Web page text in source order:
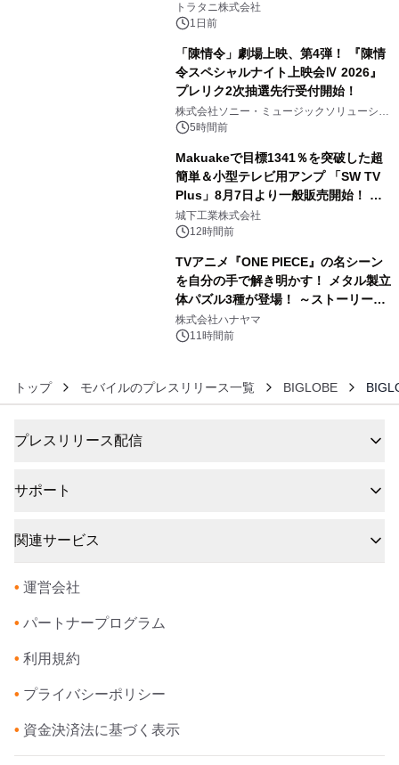
トラタニ株式会社
1日前
「陳情令」劇場上映、第4弾！ 『陳情
令スペシャルナイト上映会Ⅳ 2026』
プレリク2次抽選先行受付開始！
株式会社ソニー・ミュージックソリューショ
ンズ5時間前
Makuakeで目標1341％を突破した超
簡単＆小型テレビ用アンプ 「SW TV
Plus」8月7日より一般販売開始！ ケ
ーブル1本つなぐだけ、テレビの音が
ぐっと豊かに
城下工業株式会社
12時間前
TVアニメ『ONE PIECE』の名シーン
を自分の手で解き明かす！ メタル製立
体パズル3種が登場！ ～ストーリーと
ギミックが融合した 大人の体験型パズ
ルが8月7日(金)12時より先行予約受付
株式会社ハナヤマ
11時間前
トップ モバイルのプレスリリース一覧 BIGLOBE
プレスリリース配信
サポート
関連サービス
• 運営会社
• パートナープログラム
• 利用規約
• プライバシーポリシー
• 資金決済法に基づく表示